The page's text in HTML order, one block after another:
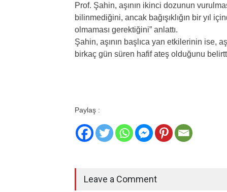
Prof. Şahin, aşının ikinci dozunun
bilinmediğini, ancak bağışıklığın bir yıl
olmaması gerektiğini” anlattı.
Şahin, aşının başlıca yan etkilerinin ise,
birkaç gün süren hafif ateş olduğunu
Paylaş :
Leave a Comment